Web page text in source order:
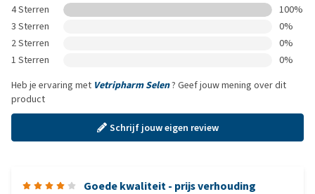
4 Sterren
100%
3 Sterren
0%
2 Sterren
0%
1 Sterren
0%
Heb je ervaring met Vetripharm Selen? Geef jouw mening over dit
product
Schrijf jouw eigen review
Goede kwaliteit - prijs verhouding